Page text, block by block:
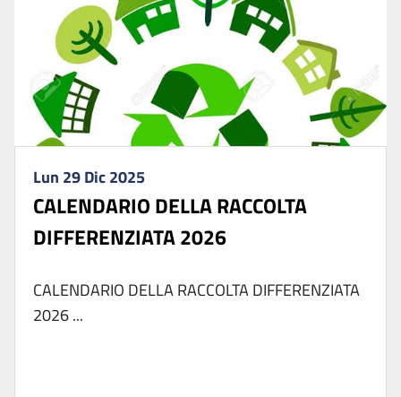
Lun 29 Dic 2025
CALENDARIO DELLA RACCOLTA
DIFFERENZIATA 2026
CALENDARIO DELLA RACCOLTA DIFFERENZIATA
2026 ...